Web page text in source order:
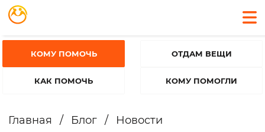
КОМУ ПОМОЧЬ
КАК ПОМОЧЬ
ОТДАМ ВЕЩИ
КОМУ ПОМОГЛИ
Главная / Блог /
Новости